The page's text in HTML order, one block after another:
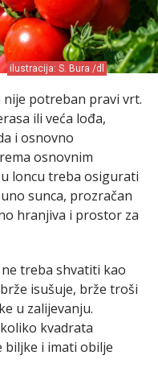
ilustracija: S. Bura /dl
nije potreban pravi vrt.
ili veća lođa,
i osnovno
osnovnim
loncu treba osigurati
sunca, prozračan
hranjiva i prostor za
treba shvatiti kao
isušuje, brže troši
u zalijevanju.
kvadrata
biljke i imati obilje